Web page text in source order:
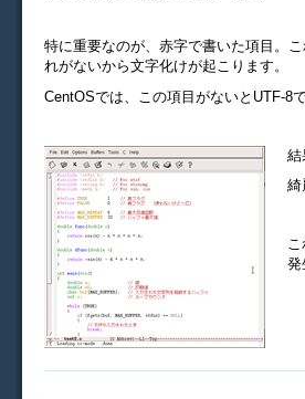
特に重要なのが、赤字で書いた項目。
れがないから文字化けが起こります。
CentOSでは、この項目がないとUTF-8
結
綺
発